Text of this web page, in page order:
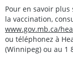
Pour en savoir plus
la vaccination,
www.gov.mb.ca/
ou téléphonez à
(Winnipeg) ou au 1